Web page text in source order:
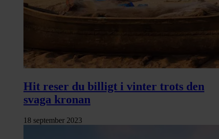
Hit reser du billigt i vinter trots den
svaga kronan
18 september 2023